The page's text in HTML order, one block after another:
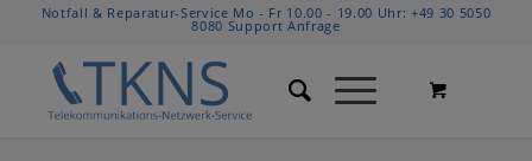
Notfall & Reparatur-Service Mo - Fr 10.00 - 19.00 Uhr:+49 30 5050
8080 Support Anfrage